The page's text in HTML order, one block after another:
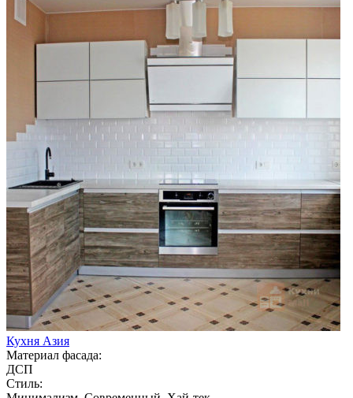
Кухня Азия
Материал фасада:
ДСП
Стиль: